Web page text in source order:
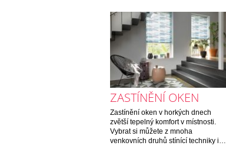
ZASTÍNĚNÍ OKEN
Zastínění oken v horkých dnech
zvětší tepelný komfort v místnosti.
Vybrat si můžete z mnoha
venkovních druhů stínící techniky i…